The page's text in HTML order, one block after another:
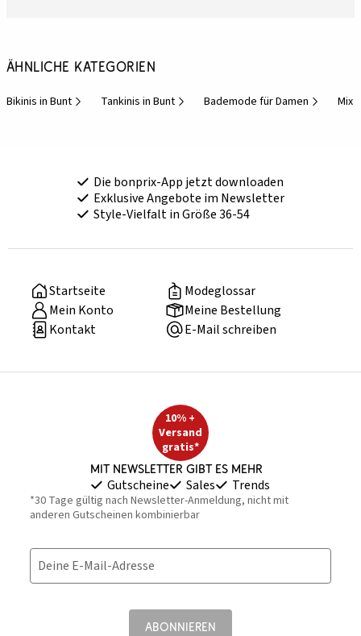
Ähnliche Kategorien
Bikinis in Bunt Tankinis in Bunt Bademode für Damen Mix
Die bonprix-App jetzt downloaden
Exklusive Angebote im Newsletter
Style-Vielfalt in Größe 36-54
Startseite
Modeglossar
Mein Konto
Meine Bestellung
Kontakt
E-Mail schreiben
10% +
Versand
gratis*
Mit Newsletter gibt es mehr
Gutscheine Sales Trends
*30 Tage gültig nach Newsletter-Anmeldung, nicht mit
anderen Gutscheinen kombinierbar
Deine E-Mail-Adresse
ABONNIEREN